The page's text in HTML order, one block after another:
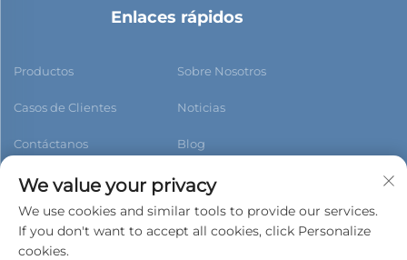
Enlaces rápidos
Productos Sobre Nosotros
Casos de Clientes Noticias
Contáctanos Blog
Suscribirse
We value your privacy
We use cookies and similar tools to provide our services.
If you don't want to accept all cookies, click Personalize
cookies.